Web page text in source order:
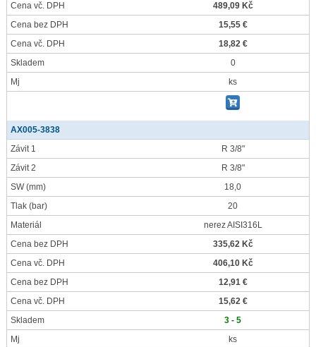
Cena vč. DPH
489,09 Kč
Cena bez DPH
15,55 €
Cena vč. DPH
18,82 €
Skladem
0
Mj
ks
AX005-3838
Závit 1
R 3/8"
Závit 2
R 3/8"
SW(mm)
18,0
Tlak (bar)
20
Materiál
nerez AISI316L
Cena bez DPH
335,62 Kč
Cena vč. DPH
406,10 Kč
Cena bez DPH
12,91 €
Cena vč. DPH
15,62 €
Skladem
3 - 5
Mj
ks